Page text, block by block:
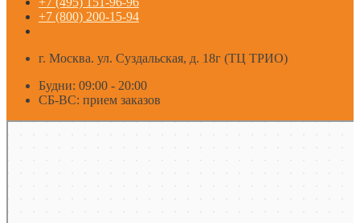
+7 (800) 200-15-94
г. Москва. ул. Суздальская, д. 18г (ТЦ ТРИО)
Будни: 09:00 - 20:00
СБ-ВС: прием заказов